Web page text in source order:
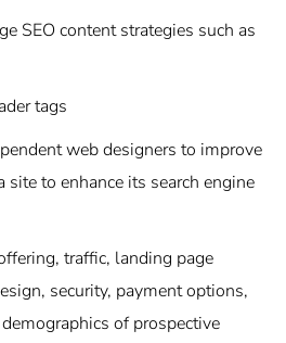
SEO content strategies such as
tags
web designers to improve
site to enhance its search engine
traffic, landing page
security, payment options,
of prospective